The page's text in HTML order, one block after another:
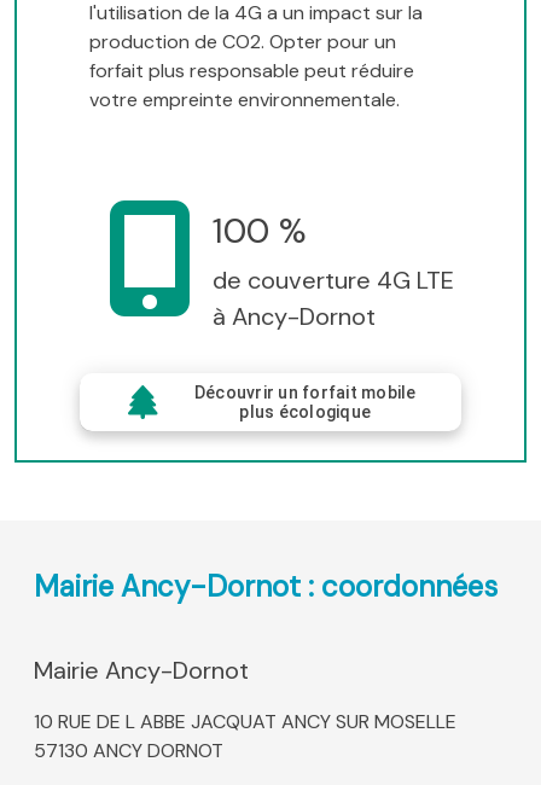
l'utilisation de la 4G a un impact sur la
production de CO2. Opter pour un
forfait plus responsable peut réduire
votre empreinte environnementale.
100 %
de couverture 4G LTE
à Ancy-Dornot
Découvrir un forfait mobile
plus écologique
Mairie Ancy-Dornot : coordonnées
Mairie Ancy-Dornot
10 RUE DE L ABBE JACQUAT ANCY SUR MOSELLE
57130 ANCY DORNOT